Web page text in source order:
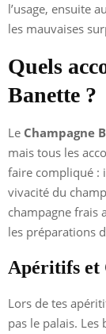
l’usage, ensuite
les mauvaises
Quels
Banette ?
Le Champagne
mais tous les
faire compliqué :
vivacité du
champagne frais
les préparations
Apéritifs et
Lors de tes
pas le palais.